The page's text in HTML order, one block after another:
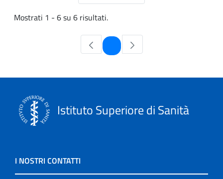
Mostrati 1 - 6 su 6 risultati.
Pagina
Istituto Superiore di Sanità
I NOSTRI CONTATTI